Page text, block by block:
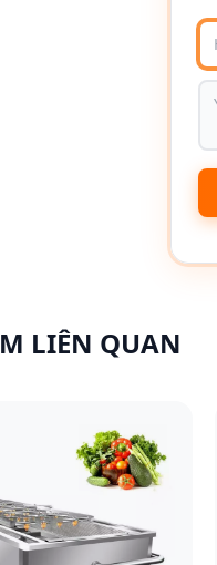
LIÊN QUAN